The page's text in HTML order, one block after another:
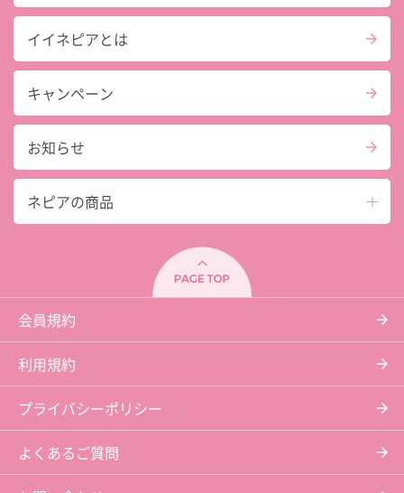
イイネピアとは
キャンペーン
お知らせ
ネピアの商品
会員規約
利用規約
プライバシーポリシー
よくあるご質問